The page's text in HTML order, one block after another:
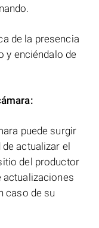
de la presencia
y enciéndalo de
puede surgir
actualizar el
del productor
actualizaciones
caso de su